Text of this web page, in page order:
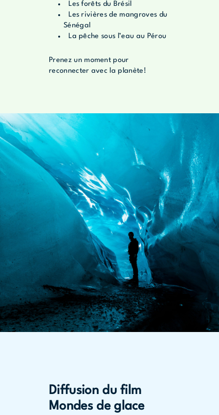
Les forêts du Brésil
Les rivières de mangroves du
Sénégal
La pêche sous l’eau au Pérou
Prenez un moment pour
reconnecter avec la planète!
Diffusion du film
Mondes de glace